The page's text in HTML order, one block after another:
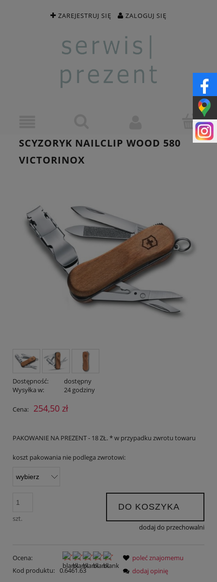
ZAREJESTRUJ SIĘ ZALOGUJ SIĘ
SCYZORYK NAILCLIP WOOD 580
VICTORINOX
Dostępność:
dostępny
Wysyłka w:
24 godziny
Cena: 254,50 zł
PAKOWANIE NA PREZENT - 18 ZŁ. * w przypadku zwrotu towaru
koszt pakowania nie podlega zwrotowi:
szt.
DO KOSZYKA
dodaj do przechowalni
Ocena:
Kod produktu: 0.6461.63
poleć znajomemu
dodaj opinię